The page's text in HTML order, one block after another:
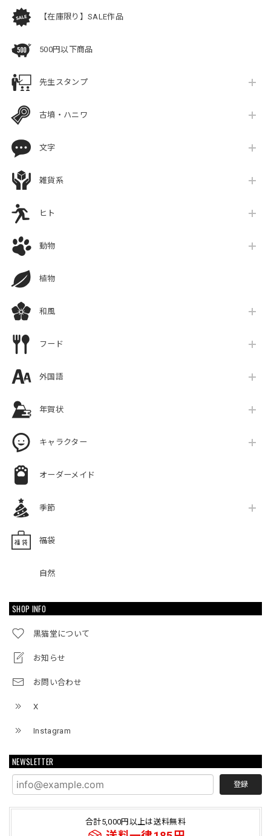
【在庫限り】SALE作品
500円以下商品
先生スタンプ
古墳・ハニワ
文字
雑貨系
ヒト
動物
植物
和風
フード
外国語
年賀状
キャラクター
オーダーメイド
季節
福袋
自然
SHOP INFO
黒猫堂について
お知らせ
お問い合わせ
X
Instagram
NEWSLETTER
登録
合計5,000円以上は送料無料